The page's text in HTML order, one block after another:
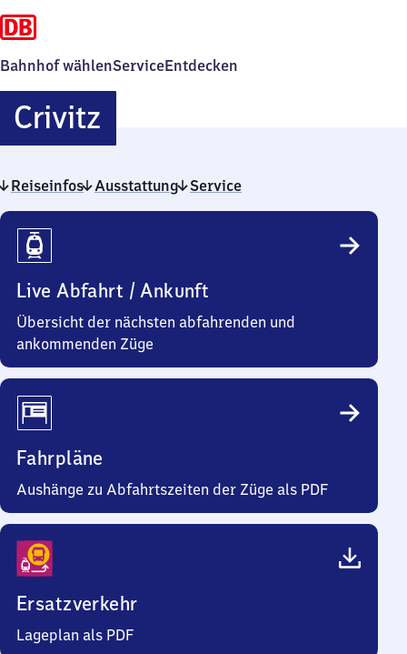
Bahnhof wählenServiceEntdecken
CrivitzCrivitz
Reiseinfos Ausstattung Service
Reiseinfos
Live Abfahrt / Ankunft
Übersicht der nächsten abfahrenden und
ankommenden Züge
Fahrpläne
Aushänge zu Abfahrtszeiten der Züge als PDF
Ersatzverkehr
Lageplan als PDF